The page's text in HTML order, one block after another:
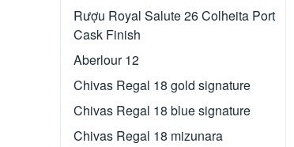
Rượu Royal Salute 26 Colheita Port
Cask Finish
Aberlour 12
Chivas Regal 18 gold signature
Chivas Regal 18 blue signature
Chivas Regal 18 mizunara